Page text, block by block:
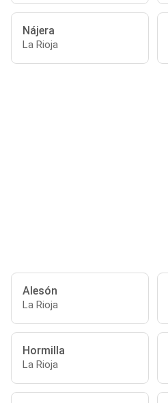
Nájera
La Rioja
Alesón
La Rioja
Hormilla
La Rioja